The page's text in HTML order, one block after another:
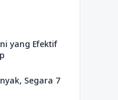
yang Efektif
Segara 7